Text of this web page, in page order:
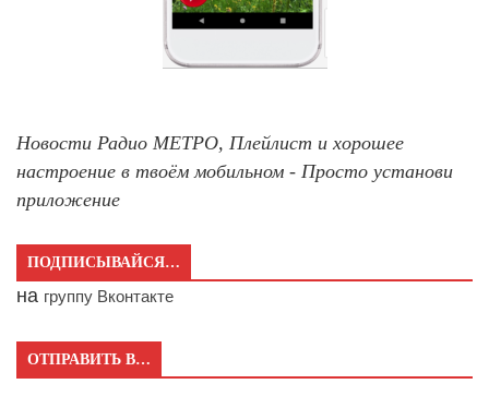
Новости Радио МЕТРО, Плейлист и хорошее
настроение в твоём мобильном - Просто установи
приложение
ПОДПИСЫВАЙСЯ…
на группу Вконтакте
ОТПРАВИТЬ В…